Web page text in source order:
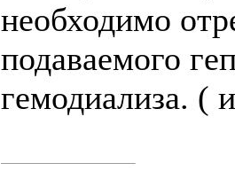
необходимо
подаваемого
гемодиализа. (